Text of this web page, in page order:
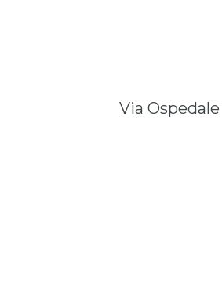
Via Ospedale